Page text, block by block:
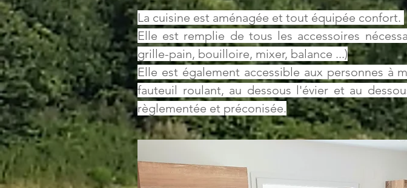
La cuisine est aménagée et tout équipée confort.
Elle est remplie de tous les accessoires
grille-pain, bouilloire, mixer, balance ...)
Elle est également accessible aux personnes à
fauteuil roulant, au dessous l'évier et au
règlementée et préconisée.